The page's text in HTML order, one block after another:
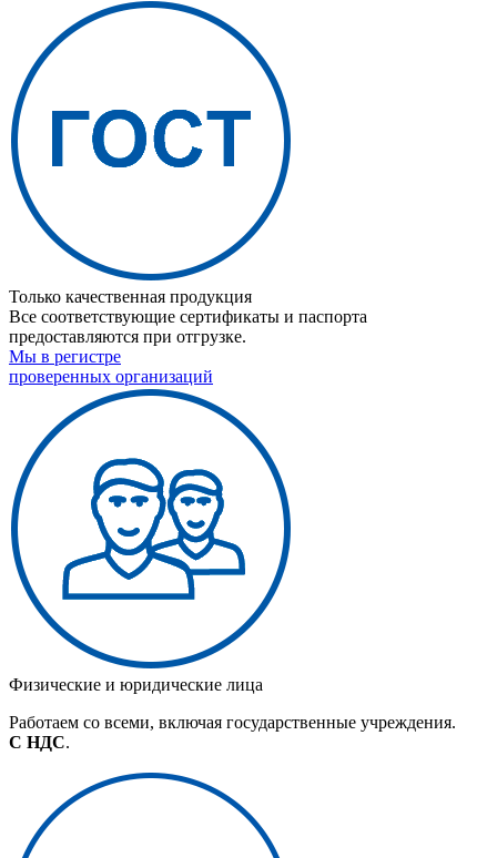
Только качественная продукция
Все соответствующие сертификаты и паспорта
предоставляются при отгрузке.
Мы в регистре
проверенных организаций
Физические и юридические лица
Работаем со всеми, включая государственные учреждения.
С НДС.